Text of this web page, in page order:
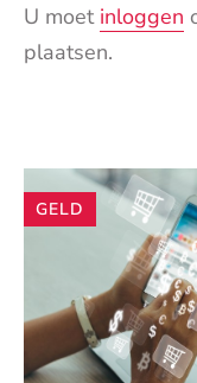
U moet inloggen
plaatsen.
Andere
artikelen
GELD